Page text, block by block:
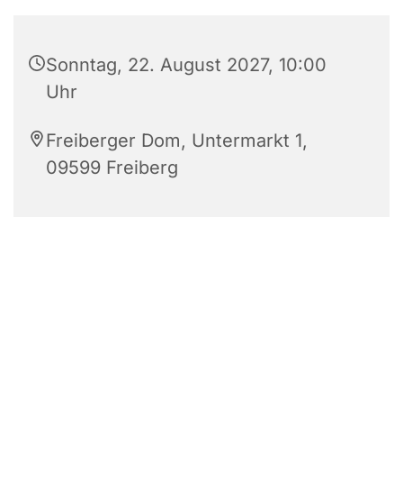
Sonntag, 22. August 2027, 10:00
Uhr
Freiberger Dom, Untermarkt 1,
09599 Freiberg